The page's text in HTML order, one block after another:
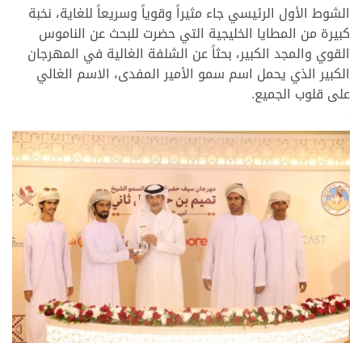
الشوط الأول الرئيسي جاء مثيراً وقوياً وسريعاً للغاية، نخبة
كبيرة من المطايا الخليجية التي حضرت للبحث عن الناموس
القوي والمجد الكبير، بحثاً عن الشلفة الغالية في المهرجان
الكبير الذي يحمل اسم سمو الأمير المفدى، الاسم الغالي
على قلوب الجميع.
>